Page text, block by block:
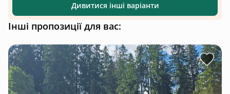
Дивитися інші варіанти
Інші пропозиції для вас: